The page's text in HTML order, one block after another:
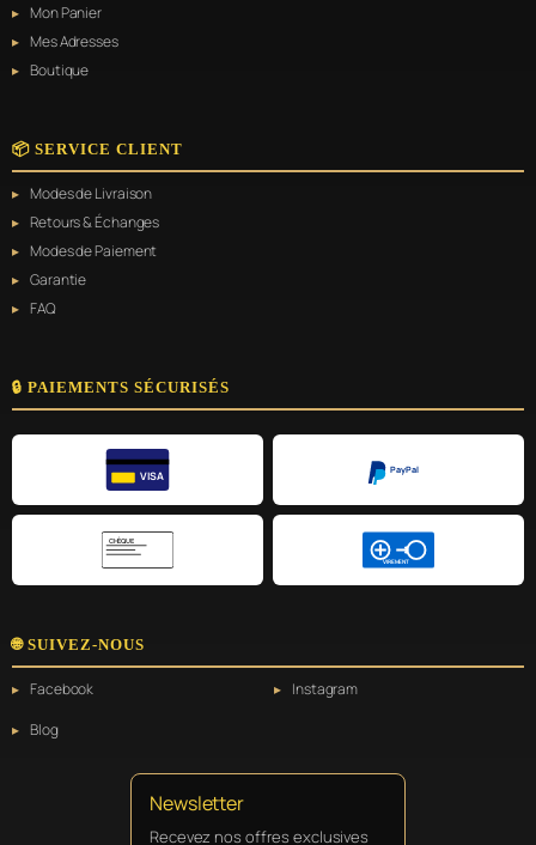
Mon Panier
Mes Adresses
Boutique
📦 SERVICE CLIENT
Modes de Livraison
Retours & Échanges
Modes de Paiement
Garantie
FAQ
🔒 PAIEMENTS SÉCURISÉS
VISA
PayPal
CHÈQUE
VIREMENT
🌐 SUIVEZ-NOUS
Facebook
Instagram
Blog
Newsletter
Recevez nos offres exclusives